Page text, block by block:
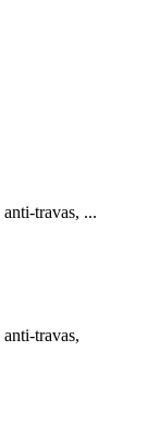
travas, ...
travas,